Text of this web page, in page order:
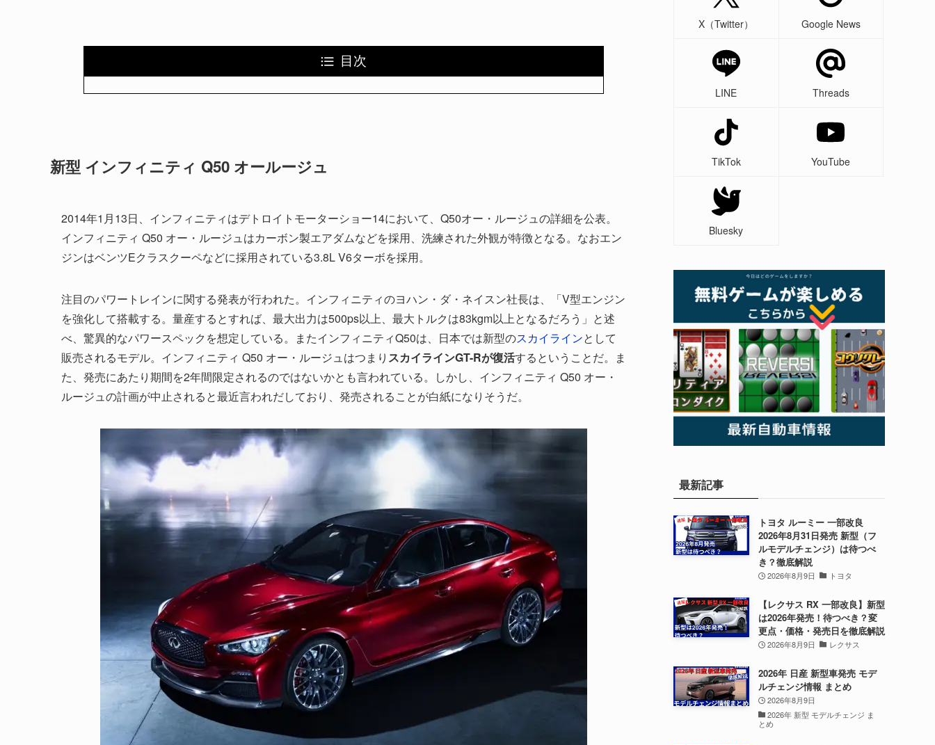
目次
新型 インフィニティ Q50 オールージュ
2014年1月13日、インフィニティはデトロイトモーターショー14において、Q50オー・ルージュの詳細を公表。
インフィニティ Q50 オー・ルージュはカーボン製エアダムなどを採用、洗練された外観が特徴となる。なおエン
ジンはベンツEクラスクーペなどに採用されている3.8L V6ターボを採用。
注目のパワートレインに関する発表が行われた。インフィニティのヨハン・ダ・ネイスン社長は、「V型エンジン
を強化して搭載する。量産するとすれば、最大出力は500ps以上、最大トルクは83kgm以上となるだろう」と述
べ、驚異的なパワースペックを想定している。またインフィニティQ50は、日本では新型のスカイラインとして
販売されるモデル。インフィニティ Q50 オー・ルージュはつまり スカイラインGT-Rが復活するということだ。ま
た、発売にあたり期間を2年間限定されるのではないかとも言われている。しかし、インフィニティ Q50 オー・
ルージュの計画が中止されると最近言われだしており、発売されることが白紙になりそうだ。
X（Twitter） Google News
LINE Threads
TikTok YouTube
Bluesky
最新記事
トヨタ ルーミー 一部改良
2026年8月31日発売 新型（フ
ルモデルチェンジ）は待つべ
き？徹底解説
2026年8月9日 トヨタ
【レクサス RX 一部改良】新型
は2026年発売！待つべき？変
更点・価格・発売日を徹底解説
2026年8月9日 レクサス
2026年 日産 新型車発売 モデ
ルチェンジ情報 まとめ
2026年8月9日
2026年 新型 モデルチェンジ ま
とめ